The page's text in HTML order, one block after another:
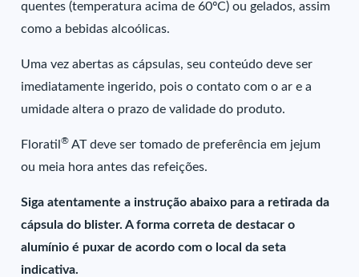
quentes (temperatura acima de 60ºC) ou gelados, assim
como a bebidas alcoólicas.
Uma vez abertas as cápsulas, seu conteúdo deve ser
imediatamente ingerido, pois o contato com o ar e a
umidade altera o prazo de validade do produto.
Floratil® AT deve ser tomado de preferência em jejum
ou meia hora antes das refeições.
Siga atentamente a instrução abaixo para a retirada da
cápsula do blister. A forma correta de destacar o
alumínio é puxar de acordo com o local da seta
indicativa.